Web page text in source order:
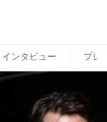
インタビュー プレ